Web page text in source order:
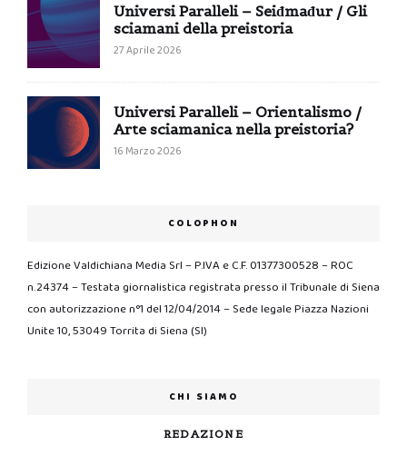
Universi Paralleli – Seiđmađur / Gli
sciamani della preistoria
27 Aprile 2026
Universi Paralleli – Orientalismo /
Arte sciamanica nella preistoria?
16 Marzo 2026
COLOPHON
Edizione Valdichiana Media Srl – P.IVA e C.F. 01377300528 – ROC
n.24374 – Testata giornalistica registrata presso il Tribunale di Siena
con autorizzazione n°1 del 12/04/2014 – Sede legale Piazza Nazioni
Unite 10, 53049 Torrita di Siena (SI)
CHI SIAMO
REDAZIONE